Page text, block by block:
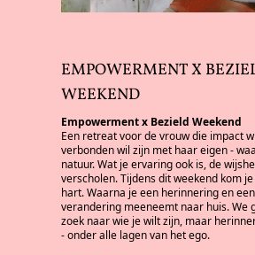
EMPOWERMENT X
WEEKEND
Empowerment x Bezield Weekend
Een retreat voor de vrouw die impact
verbonden wil zijn met haar eigen -
natuur. Wat je ervaring ook is, de
verscholen. Tijdens dit weekend kom
hart. Waarna je een herinnering en
verandering meeneemt naar huis. We
zoek naar wie je wilt zijn, maar
- onder alle lagen van het ego.